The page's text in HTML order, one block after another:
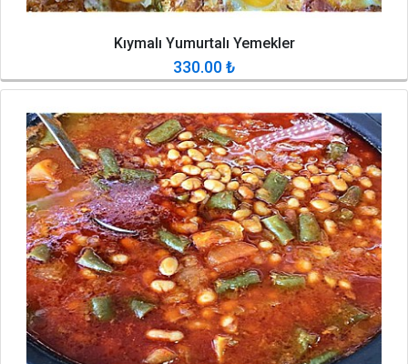
Kıymalı Yumurtalı Yemekler
330.00₺